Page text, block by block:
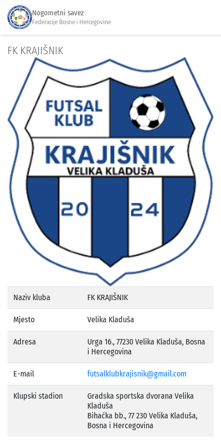
Nogometni savez
Federacije Bosne i Hercegovine
FK KRAJIŠNIK
Naziv kluba FK KRAJIŠNIK
Mjesto Velika Kladuša
Adresa
Urga 16., 77230 Velika Kladuša, Bosna
i Hercegovina
E-mail futsalklubkrajisnik@gmail.com
Klupski stadion
Gradska sportska dvorana Velika
Kladuša
Bihaćka bb., 77 230 Velika Kladuša,
Bosna i Hercegovina